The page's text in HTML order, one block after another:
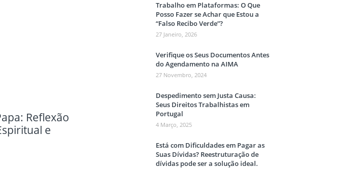
Reflexão
e
Trabalho em Plataformas: O Que
Posso Fazer se Achar que Estou a
“Falso Recibo Verde”?
27 Janeiro, 2026
Verifique os Seus Documentos Antes
do Agendamento na AIMA
27 Novembro, 2024
Despedimento sem Justa Causa:
Seus Direitos Trabalhistas em
Portugal
4 Março, 2025
Está com Dificuldades em Pagar as
Suas Dívidas? Reestruturação de
dívidas pode ser a solução ideal.